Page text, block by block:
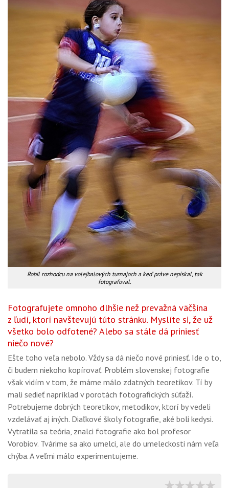
Robil rozhodcu na volejbalových turnajoch a keď práve nepískal, tak
fotografoval.
Fotografujete omnoho dlhšie než prevažná väčšina
z ľudí, ktorí navštevujú túto stránku. Myslíte si, že už
všetko bolo odfotené? Alebo sa stále dá priniesť
niečo nové?
Ešte toho veľa nebolo. Vždy sa dá niečo nové priniesť. Ide o to,
či budem niekoho kopírovať. Problém slovenskej fotografie
však vidím v tom, že máme málo zdatných teoretikov. Tí by
mali sedieť napríklad v porotách fotografických súťaží.
Potrebujeme dobrých teoretikov, metodikov, ktorí by vedeli
vzdelávať aj iných. Diaľkové školy fotografie, aké boli kedysi.
Vytratila sa teória, znalci fotografie ako bol profesor
Vorobiov. Tvárime sa ako umelci, ale do umeleckosti nám veľa
chýba. A veľmi málo experimentujeme.